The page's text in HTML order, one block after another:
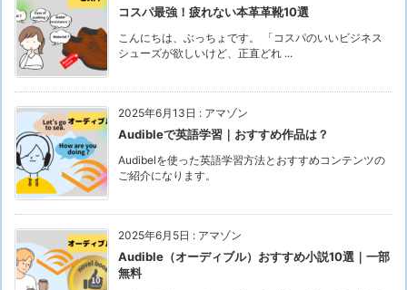
コスパ最強！疲れない本革革靴10選
こんにちは、ぶっちょです。 「コスパのいいビジネス
シューズが欲しいけど、正直どれ ...
2025年6月13日 : アマゾン
Audibleで英語学習｜おすすめ作品は？
Audibelを使った英語学習方法とおすすめコンテンツの
ご紹介になります。
2025年6月5日 : アマゾン
Audible（オーディブル）おすすめ小説10選｜一部
無料